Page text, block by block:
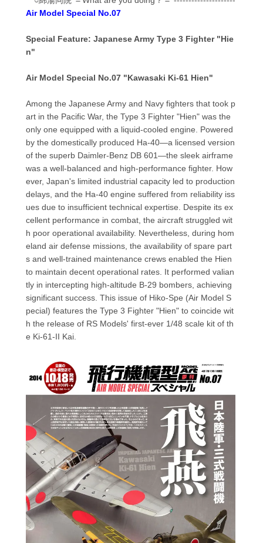
Air Model Special No.07
Special Feature: Japanese Army Type 3 Fighter "Hie
n"
Air Model Special No.07 "Kawasaki Ki-61 Hien"
Among the Japanese Army and Navy fighters that took p
art in the Pacific War, the Type 3 Fighter "Hien" was the
only one equipped with a liquid-cooled engine. Powered
by the domestically produced Ha-40—a licensed version
of the superb Daimler-Benz DB 601—the sleek airframe
was a well-balanced and high-performance fighter. How
ever, Japan's limited industrial capacity led to production
delays, and the Ha-40 engine suffered from reliability iss
ues due to insufficient technical expertise. Despite its ex
cellent performance in combat, the aircraft struggled wit
h poor operational availability. Nevertheless, during hom
eland air defense missions, the availability of spare part
s and well-trained maintenance crews enabled the Hien
to maintain decent operational rates. It performed valian
tly in intercepting high-altitude B-29 bombers, achieving
significant success. This issue of Hiko-Spe (Air Model S
pecial) features the Type 3 Fighter "Hien" to coincide wit
h the release of RS Models' first-ever 1/48 scale kit of th
e Ki-61-II Kai.